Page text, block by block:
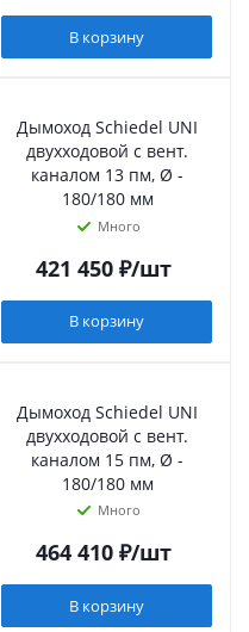
В корзину
Дымоход Schiedel UNI
двухходовой с вент.
каналом 13 пм, Ø -
180/180 мм
Много
421 450₽/шт
В корзину
Дымоход Schiedel UNI
двухходовой с вент.
каналом 15 пм, Ø -
180/180 мм
Много
464 410₽/шт
В корзину